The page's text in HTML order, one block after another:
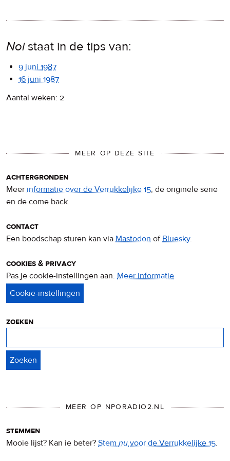
Noistaat in de tips van:
9 juni 1987
16 juni 1987
Aantal weken: 2
MEER OP DEZE SITE
achtergronden
Meer informatie over de Verrukkelijke 15, de originele serie
en de come back.
contact
Een boodschap sturen kan via Mastodon ofBluesky.
cookies & privacy
Pas je cookie-instellingen aan. Meer informatie
zoeken
MEER OP NPORADIO2.NL
stemmen
Mooie lijst? Kan ie beter? Stemnuvoor de Verrukkelijke 15.